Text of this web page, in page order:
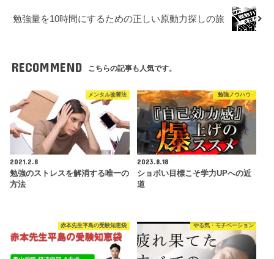
勉強量を10時間にするための正しい原動力探しの旅
RECOMMEND こちらの記事も人気です。
メンタル改善法
2021.2.8
勉強のストレスを解消する唯一の
方法
勉強ノウハウ
2023.8.18
ショボい目標こそ学力UPへの近
道
赤本先生平島の受験知恵袋 やる気・モチベーション